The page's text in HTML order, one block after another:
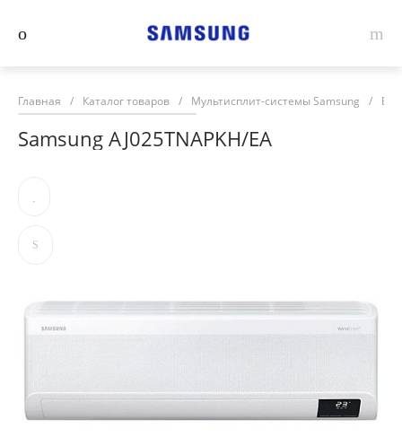
Главная / Каталог товаров / Мультисплит-системы Samsung /
Samsung AJ025TNAPKH/EA